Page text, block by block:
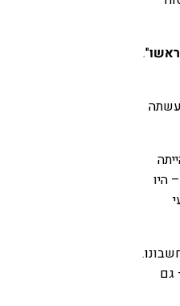
".
היו
חשבונו.
גם